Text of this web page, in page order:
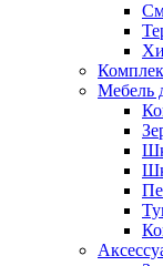
Мебель